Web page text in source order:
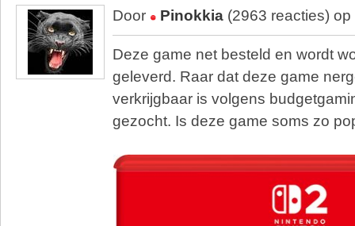
Door Pinokkia (2963 reacties)
Deze game net besteld en wordt
geleverd. Raar dat deze game
verkrijgbaar is volgens
gezocht. Is deze game soms zo